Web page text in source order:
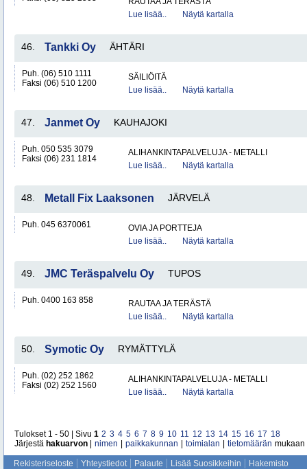
Lue lisää..
Näytä kartalla
46. Tankki Oy ÄHTÄRI
Puh. (06) 510 1111
Faksi (06) 510 1200
SÄILIÖITÄ
Lue lisää..
Näytä kartalla
47. Janmet Oy KAUHAJOKI
Puh. 050 535 3079
Faksi (06) 231 1814
ALIHANKINTAPALVELUJA - METALLI
Lue lisää..
Näytä kartalla
48. Metall Fix Laaksonen JÄRVELÄ
Puh. 045 6370061
OVIA JA PORTTEJA
Lue lisää..
Näytä kartalla
49. JMC Teräspalvelu Oy TUPOS
Puh. 0400 163 858
RAUTAA JA TERÄSTÄ
Lue lisää..
Näytä kartalla
50. Symotic Oy RYMÄTTYLÄ
Puh. (02) 252 1862
Faksi (02) 252 1560
ALIHANKINTAPALVELUJA - METALLI
Lue lisää..
Näytä kartalla
Tulokset 1 - 50 | Sivu 1 2 3 4 5 6 7 8 9 10 11 12 13 14 15 16 17 18
Järjestä hakuarvon nimen paikkakunnan toimialan tietomäärän mukaan
Rekisteriseloste Yhteystiedot Palaute Lisää Suosikkeihin Hakemisto